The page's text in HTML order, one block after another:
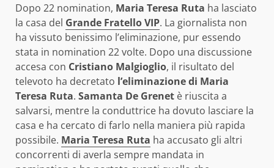
Dopo 22 nomination, Maria Teresa Ruta ha lasciato
la casa del Grande Fratello VIP. La giornalista non
ha vissuto benissimo l’eliminazione, pur essendo
stata in nomination 22 volte. Dopo una discussione
accesa con Cristiano Malgioglio, il risultato del
televoto ha decretato l’eliminazione di Maria
Teresa Ruta. Samanta De Grenet è riuscita a
salvarsi, mentre la conduttrice ha dovuto lasciare la
casa e ha cercato di farlo nella maniera più rapida
possibile. Maria Teresa Ruta ha accusato gli altri
concorrenti di averla sempre mandata in